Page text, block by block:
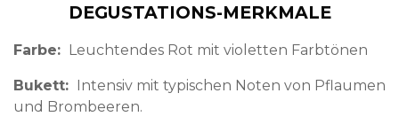
DEGUSTATIONS-MERKMALE
Farbe Leuchtendes Rot mit violetten Farbtönen
Bukett
Intensiv mit typischen Noten von Pflaumen
und Brombeeren.